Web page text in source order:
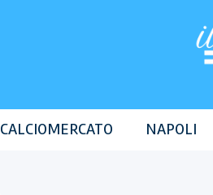
CALCIOMERCATO NAPOLI